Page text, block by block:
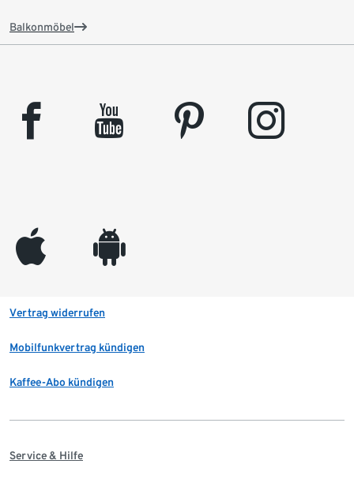
Balkonmöbel
facebook youtube pinterest instagram
appleinc android
Vertrag widerrufen
Mobilfunkvertrag kündigen
Kaffee-Abo kündigen
Service & Hilfe